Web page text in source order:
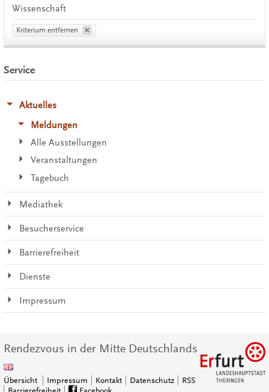
Wissenschaft
Kriterium entfernen
Service
Aktuelles
Meldungen
Alle Ausstellungen
Veranstaltungen
Tagebuch
Mediathek
Besucherservice
Barrierefreiheit
Dienste
Impressum
Rendezvous in der Mitte Deutschlands
Übersicht Impressum Kontakt Datenschutz
RSS